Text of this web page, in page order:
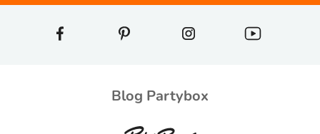
Blog Partybox